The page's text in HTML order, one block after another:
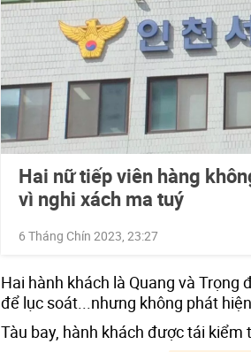
Hai nữ tiếp viên hàng
vì nghi xách ma tuý
6 Tháng Chín 2023, 23:27
Hai hành khách là Quang và
để lục soát...nhưng không phát
Tàu bay, hành khách được tái kiểm